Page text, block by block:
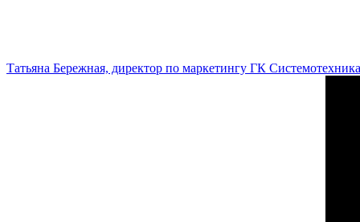
Татьяна Бережная, директор по маркетингу ГК Системотехника